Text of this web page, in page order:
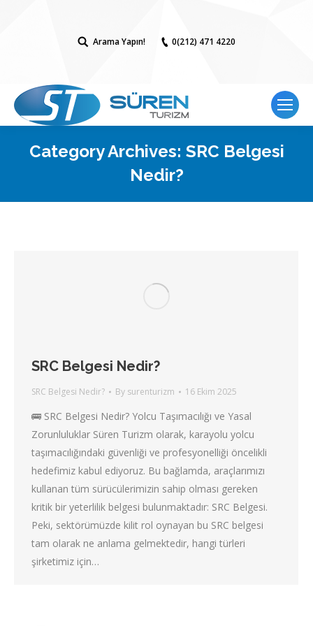
Search:
Arama Yapın! 0(212) 471 4220
Category Archives: SRC Belgesi
Nedir?
SRC Belgesi Nedir?
SRC Belgesi Nedir? By surenturizm 16 Ekim 2025
🚌 SRC Belgesi Nedir? Yolcu Taşımacılığı ve Yasal
Zorunluluklar Süren Turizm olarak, karayolu yolcu
taşımacılığındaki güvenliği ve profesyonelliği öncelikli
hedefimiz kabul ediyoruz. Bu bağlamda, araçlarımızı
kullanan tüm sürücülerimizin sahip olması gereken
kritik bir yeterlilik belgesi bulunmaktadır: SRC Belgesi.
Peki, sektörümüzde kilit rol oynayan bu SRC belgesi
tam olarak ne anlama gelmektedir, hangi türleri
şirketimiz için…